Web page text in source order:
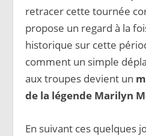
retracer cette tournée
propose un regard à la
historique sur cette
comment un simple
aux troupes devient un
de la légende Marilyn
En suivant ces quelques